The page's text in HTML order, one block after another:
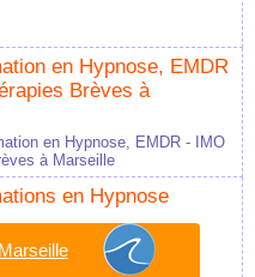
en Hypnose, EMDR
Brèves à
en Hypnose, EMDR - IMO
à Marseille
en Hypnose